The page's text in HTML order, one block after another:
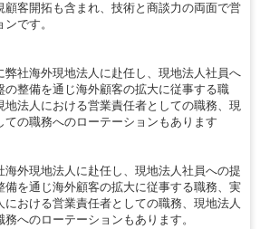
顧客開拓も含まれ、技術と商談力の両面で営
です。
社海外現地法人に赴任し、現地法人社員へ
の整備を通じ海外顧客の拡大に従事する職
地法人における営業責任者としての職務、現
の職務へのローテーションもあります
外現地法人に赴任し、現地法人社員への提
備を通じ海外顧客の拡大に従事する職務、実
おける営業責任者としての職務、現地法人
へのローテーションもあります。